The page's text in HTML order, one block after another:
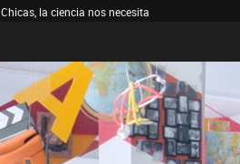
Chicas, la ciencia nos necesita